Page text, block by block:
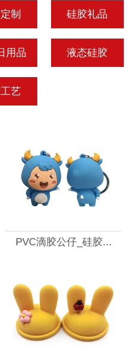
制 硅胶礼品
用品 液态硅胶
艺
PVC滴胶公仔_硅胶...